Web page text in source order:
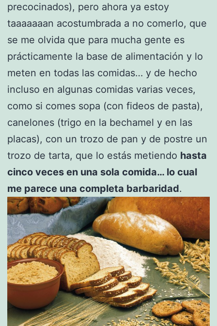
precocinados), pero ahora ya estoy
taaaaaaan acostumbrada a no comerlo, que
se me olvida que para mucha gente es
prácticamente la base de alimentación y lo
meten en todas las comidas… y de hecho
incluso en algunas comidas varias veces,
como si comes sopa (con fideos de pasta),
canelones (trigo en la bechamel y en las
placas), con un trozo de pan y de postre un
trozo de tarta, que lo estás metiendo hasta
cinco veces en una sola comida… lo cual
me parece una completa barbaridad.